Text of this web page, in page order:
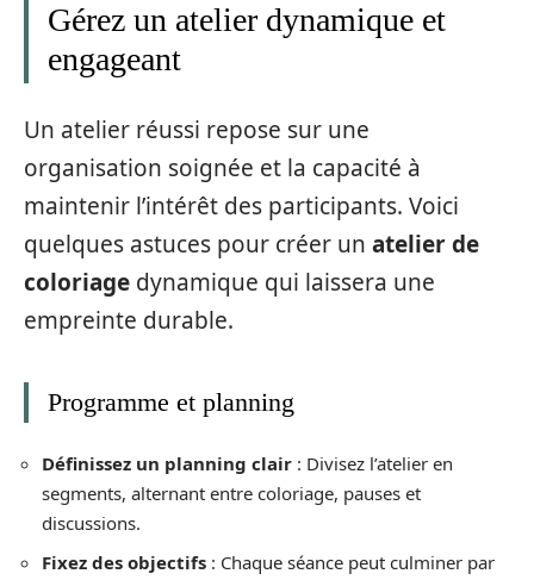
Gérez un atelier dynamique et
engageant
Un atelier réussi repose sur une
organisation soignée et la capacité à
maintenir l’intérêt des participants. Voici
quelques astuces pour créer un atelier de
coloriage dynamique qui laissera une
empreinte durable.
Programme et planning
Définissez un planning clair : Divisez l’atelier en
segments, alternant entre coloriage, pauses et
discussions.
Fixez des objectifs : Chaque séance peut culminer par